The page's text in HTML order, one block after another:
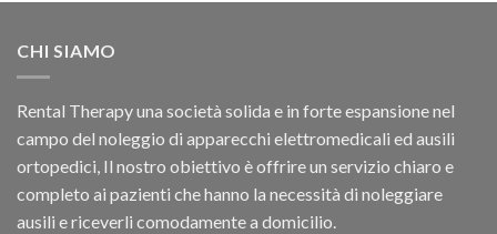
CHI SIAMO
Rental Therapy una società solida e in forte espansione nel
campo del noleggio di apparecchi elettromedicali ed ausili
ortopedici, Il nostro obiettivo è offrire un servizio chiaro e
completo ai pazienti che hanno la necessità di noleggiare
ausili e riceverli comodamente a domicilio.